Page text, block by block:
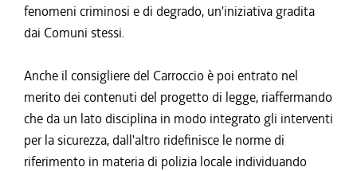
fenomeni criminosi e di degrado, un'iniziativa gradita
dai Comuni stessi.
Anche il consigliere del Carroccio è poi entrato nel
merito dei contenuti del progetto di legge, riaffermando
che da un lato disciplina in modo integrato gli interventi
per la sicurezza, dall'altro ridefinisce le norme di
riferimento in materia di polizia locale individuando